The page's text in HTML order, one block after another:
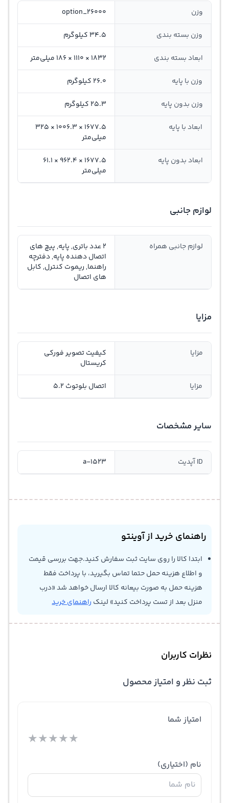
وزن option_26000
وزن بسته بندی 34.5 کیلوگرم
ابعاد بسته بندی 1832 × 1110 × 186 میلی‌متر
وزن با پایه 26.0 کیلوگرم
وزن بدون پایه 25.3 کیلوگرم
ابعاد با پایه
1677.5 × 1006.3 × 325
میلی‌متر
ابعاد بدون پایه
1677.5 × 962.4 × 61.1
میلی‌متر
لوازم جانبی
لوازم جانبی همراه
2 عدد باتری, پایه, پیچ های
اتصال دهنده پایه, دفترچه
راهنما, ریموت کنترل, کابل
های اتصال
مزایا
مزایا
کیفیت تصویر فورکی
کریستال
مزایا اتصال بلوتوث 5.2
سایر مشخصات
ID آپدیت a-1523
راهنمای خرید از آوینتو
ابتدا کالا را روی سایت ثبت سفارش کنید.جهت بررسی قیمت
و اطلاع هزینه حمل حتما تماس بگیرید، با پرداخت فقط
هزینه حمل به صورت بیعانه کالا ارسال خواهد شد «درب
منزل بعد از تست پرداخت کنید» لینک راهنمای خرید
نظرات کاربران
ثبت نظر و امتیاز محصول
امتیاز شما
★★★★★
نام (اختیاری)